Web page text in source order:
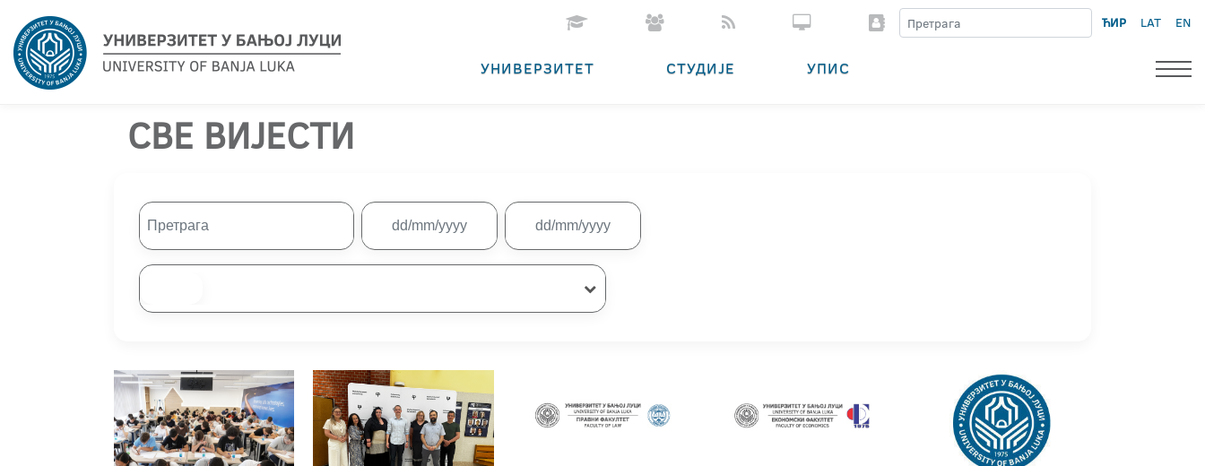
ЋИР LAT EN
УНИВЕРЗИТЕТ СТУДИЈЕ УПИС
СВЕ ВИЈЕСТИ